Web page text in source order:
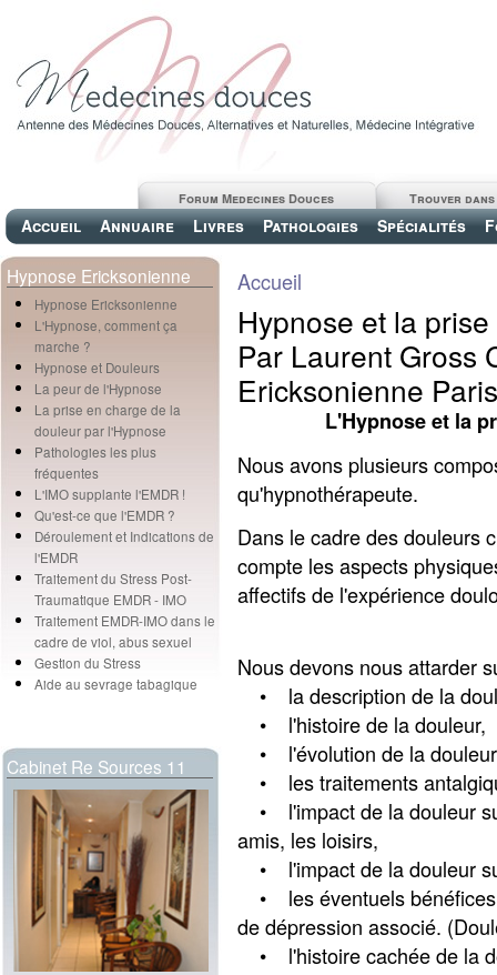
Accueil Annuaire Livres Pathologies Spécialités
Trouver
Forum Medecines Douces
Hypnose Ericksonienne
Hypnose Ericksonienne
L'Hypnose, comment ça
marche ?
Hypnose et Douleurs
La peur de l'Hypnose
La prise en charge de la
douleur par l'Hypnose
Pathologies les plus
fréquentes
L'IMO supplante l'EMDR !
Qu'est-ce que l'EMDR ?
Déroulement et Indications de
l'EMDR
Traitement du Stress Post-
Traumatique EMDR - IMO
Traitement EMDR-IMO dans le
cadre de viol, abus sexuel
Gestion du Stress
Aide au sevrage tabagique
Cabinet Re Sources 11
Accueil
Hypnose et la
Par Laurent Gross
Ericksonienne Paris
L'Hypnose et la
Nous avons plusieurs
qu'hypnothérapeute.
Dans le cadre des douleurs
compte les aspects
affectifs de l'expérience
Nous devons nous attarder
• la description de la
• l'histoire de la douleur,
• l'évolution de la
• les traitements
• l'impact de la douleur
amis, les loisirs,
• l'impact de la douleur
• les éventuels bénéfices
de dépression associé.
• l'histoire cachée de la